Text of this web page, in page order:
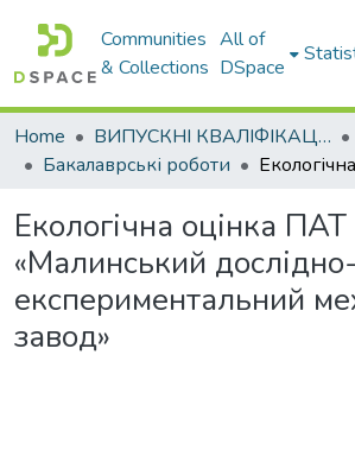
Communities
& Collections
All of
DSpace
Home ВИПУСКНІ КВАЛІФІКАЦІЙНІ РОБОТИ
Бакалаврські роботи
Екологічна оцінка ПАТ
«Малинський дослідно-
експериментальний
завод»